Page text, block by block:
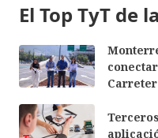
El Top TyT de